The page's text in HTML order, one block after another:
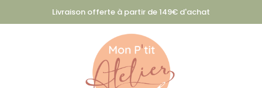
Livraison offerte à partir de 149€ d'achat